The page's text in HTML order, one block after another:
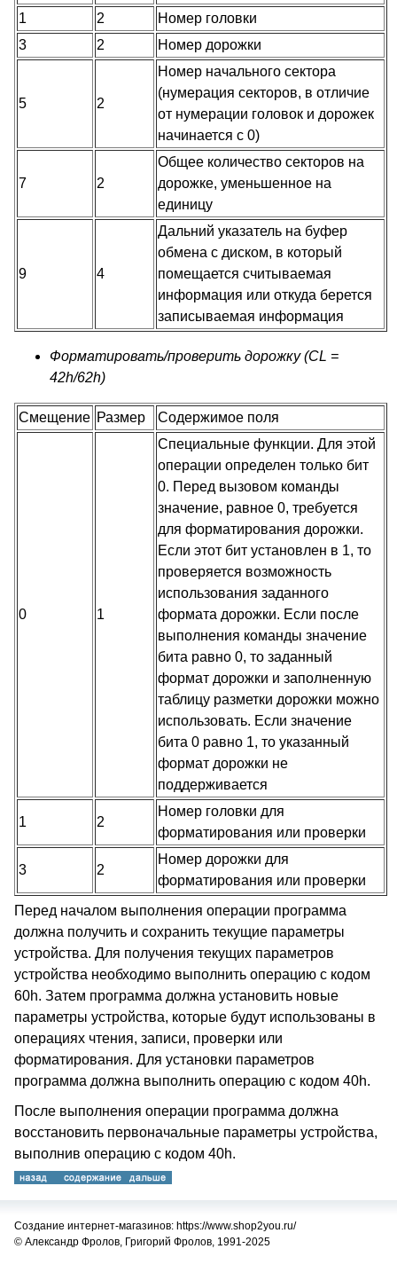
1
2
Номер головки
3
2 Номер дорожки
5 2
Номер начального сектора
(нумерация секторов, в отличие
от нумерации головок и дорожек
начинается с 0)
7 2
Общее количество секторов на
дорожке, уменьшенное на
единицу
9 4
Дальний указатель на буфер
обмена с диском, в который
помещается считываемая
информация или откуда берется
записываемая информация
Форматировать/проверить дорожку (CL =
42h/62h)
Смещение Размер Содержимое поля
0 1
Специальные функции. Для этой
операции определен только бит
0. Перед вызовом команды
значение, равное 0, требуется
для форматирования дорожки.
Если этот бит установлен в 1, то
проверяется возможность
использования заданного
формата дорожки. Если после
выполнения команды значение
бита равно 0, то заданный
формат дорожки и заполненную
таблицу разметки дорожки можно
использовать. Если значение
бита 0 равно 1, то указанный
формат дорожки не
поддерживается
1 2
Номер головки для
форматирования или проверки
3 2
Номер дорожки для
форматирования или проверки
Перед началом выполнения операции программа
должна получить и сохранить текущие параметры
устройства. Для получения текущих параметров
устройства необходимо выполнить операцию с кодом
60h. Затем программа должна установить новые
параметры устройства, которые будут использованы в
операциях чтения, записи, проверки или
форматирования. Для установки параметров
программа должна выполнить операцию с кодом 40h.
После выполнения операции программа должна
восстановить первоначальные параметры устройства,
выполнив операцию с кодом 40h.
Создание интернет-магазинов: https://www.shop2you.ru/
© Александр Фролов, Григорий Фролов, 1991-2025